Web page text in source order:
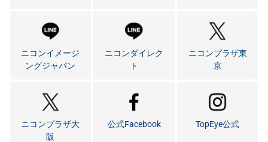
ニコンイメージ
ングジャパン
ニコンダイレク
ト
ニコンプラザ東
京
ニコンプラザ大
阪
公式Facebook TopEye公式